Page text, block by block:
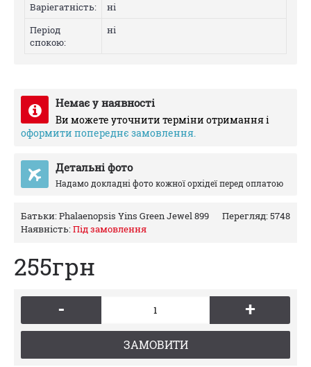
Варіегатнicть:
нi
Період
спокою:
нi
Немає у наявності
Ви можете уточнити терміни отримання і
оформити попереднє замовлення.
Детальні фото
Надамо докладні фото кожної орхідеї перед оплатою
Перегляд: 5748
Батьки:Phalaenopsis Yins Green Jewel 899
Наявність:Пiд замовлення
255грн
- +
ЗАМОВИТИ